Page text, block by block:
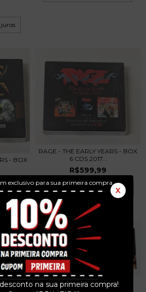
exclusivo para sua primeira compra.
X
na sua primeira compra!
- BOX
juros
RAGE - THE EARLY YEARS - BOX
6 CDS 2017...
R$599,99
x de sem juros
AC/DC - LIVE - CD 2003